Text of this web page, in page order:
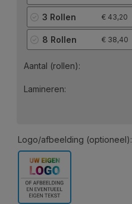
3 Rollen 43,20
8 Rollen 38,40
Aantal (rollen):
Lamineren:
Logo/afbeelding (optioneel):